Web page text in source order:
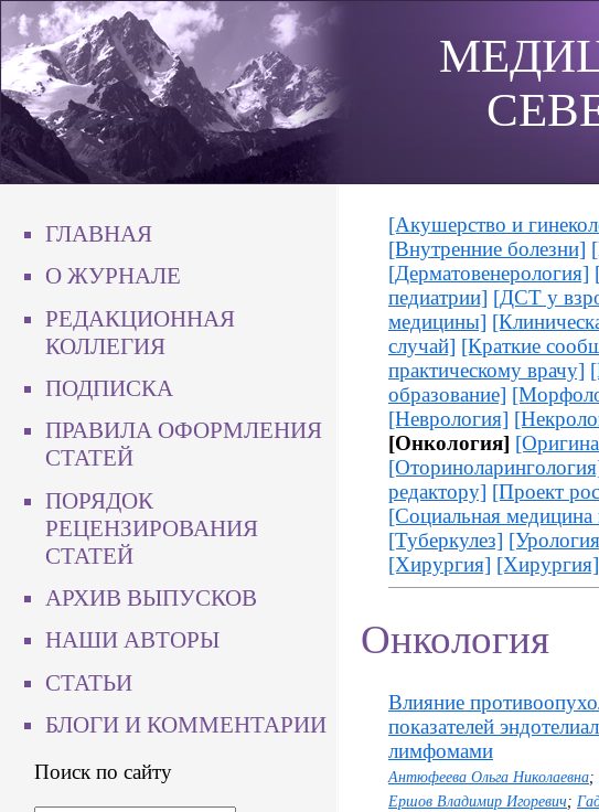
ГЛАВНАЯ
О ЖУРНАЛЕ
РЕДАКЦИОННАЯ
КОЛЛЕГИЯ
ПОДПИСКА
ПРАВИЛА ОФОРМЛЕНИЯ
СТАТЕЙ
ПОРЯДОК
РЕЦЕНЗИРОВАНИЯ
СТАТЕЙ
АРХИВ ВЫПУСКОВ
НАШИ АВТОРЫ
СТАТЬИ
БЛОГИ И КОММЕНТАРИИ
Поиск по сайту
[Акушерство и
[Внутренние болезни]
[Дерматовенерология]
педиатрии] [ДСТ у
медицины]
случай] [Краткие
практическому врачу]
образование]
[Неврология]
[Онкология]
редактору] [Проект
[Социальная медицина
[Туберкулез]
[Хирургия] [Хирургия]
Онкология
Влияние
показателей
лимфомами
Антюфеева Ольга Николаевна;
Ершов Владимир Игоревич;